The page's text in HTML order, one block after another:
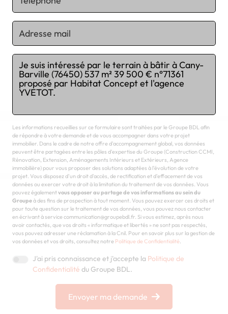
Chargement...
Les informations recueillies sur ce formulaire sont traitées par le Groupe BDL afin
de répondre à votre demande et de vous accompagner dans votre projet
immobilier. Dans le cadre de notre offre d'accompagnement global, vos données
peuvent être partagées entre les pôles d'expertise du Groupe (Construction CCMI,
Rénovation, Extension, Aménagements Intérieurs et Extérieurs, Agence
immobilière) pour vous proposer des solutions adaptées à l'évolution de votre
projet. Vous disposez d'un droit d'accès, de rectification et d'effacement de vos
données ou exercer votre droit à la limitation du traitement de vos données. Vous
pouvez égalementvous opposer au partage de vos informations au sein du
Groupeà des fins de prospection à tout moment. Vous pouvez exercer ces droits et
pour toute question sur le traitement de vos données, vous pouvez nous contacter
en écrivant à service communication@groupebdl.fr. Si vous estimez, après nous
avoir contactés, que vos droits « informatique et libertés » ne sont pas respectés,
vous pouvez adresser une réclamation à la Cnil. Pour en savoir plus sur la gestion de
vos données et vos droits, consultez notre Politique de Confidentialité.
J'ai pris connaissance et j'accepte la Politique de
Confidentialité du Groupe BDL.
Envoyer ma demande